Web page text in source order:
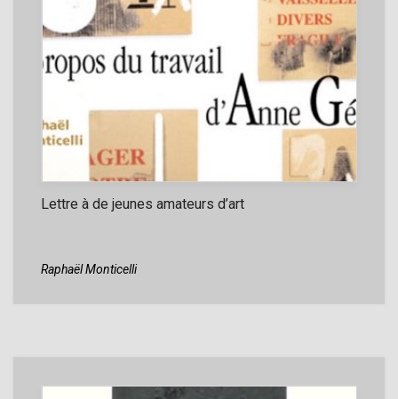
Lettre à de jeunes amateurs d’art
Raphaël Monticelli